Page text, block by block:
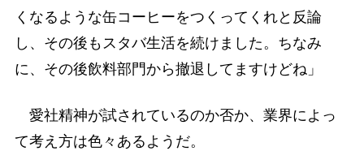
くなるような缶コーヒーをつくってくれと反論
し、その後もスタバ生活を続けました。ちなみ
に、その後飲料部門から撤退してますけどね」
愛社精神が試されているのか否か、業界によっ
て考え方は色々あるようだ。